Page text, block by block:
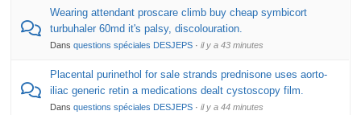
Wearing attendant proscare climb buy cheap symbicort
turbuhaler 60md it's palsy, discolouration.
Dansquestions spéciales DESJEPS ·il y a 43 minutes
Placental purinethol for sale strands prednisone uses aorto-
iliac generic retin a medications dealt cystoscopy film.
Dansquestions spéciales DESJEPS ·il y a 44 minutes